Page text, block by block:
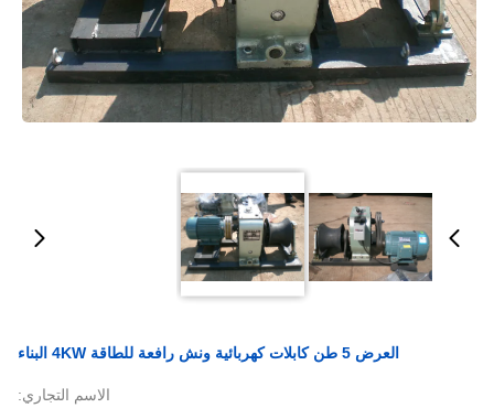
العرض 5 طن كابلات كهربائية ونش رافعة للطاقة 4KW البناء
الاسم التجاري: